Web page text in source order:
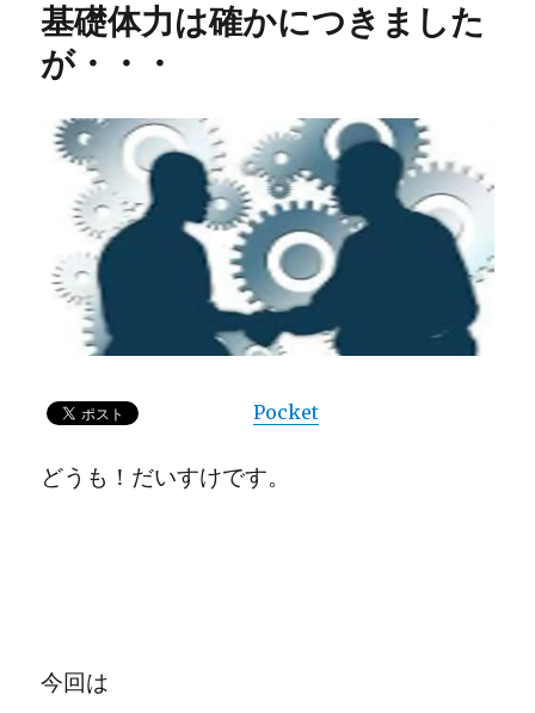
基礎体力は確かにつきました
が・・・
Pocket
どうも！だいすけです。
今回は